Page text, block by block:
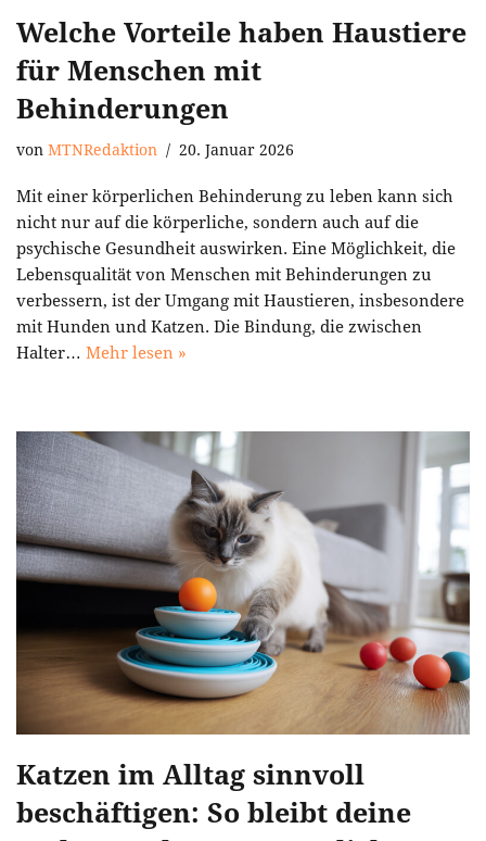
Welche Vorteile haben Haustiere
für Menschen mit
Behinderungen
von MTNRedaktion 20. Januar 2026
Mit einer körperlichen Behinderung zu leben kann sich
nicht nur auf die körperliche, sondern auch auf die
psychische Gesundheit auswirken. Eine Möglichkeit, die
Lebensqualität von Menschen mit Behinderungen zu
verbessern, ist der Umgang mit Haustieren, insbesondere
mit Hunden und Katzen. Die Bindung, die zwischen
Halter… Mehr lesen »
Katzen im Alltag sinnvoll
beschäftigen: So bleibt deine